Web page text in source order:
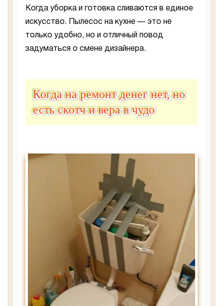
Когда уборка и готовка сливаются в единое
искусство. Пылесос на кухне — это не
только удобно, но и отличный повод
задуматься о смене дизайнера.
Когда на ремонт денег нет, но
есть скотч и вера в чудо